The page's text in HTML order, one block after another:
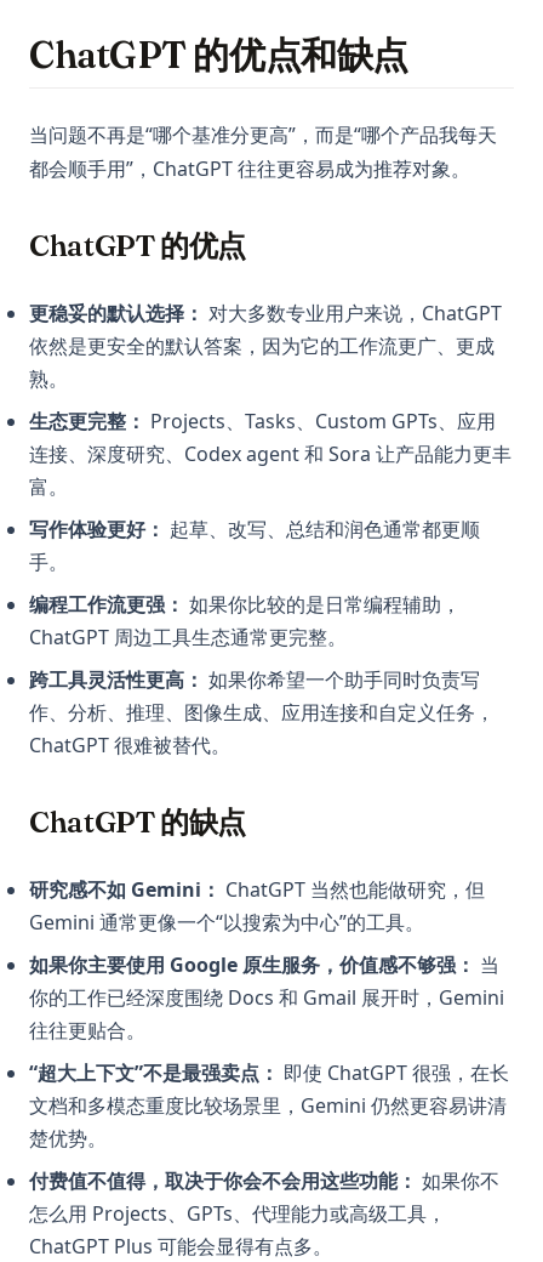
ChatGPT 的优点和缺点
当问题不再是“哪个基准分更高”，而是“哪个产品我每天
都会顺手用”，ChatGPT 往往更容易成为推荐对象。
ChatGPT 的优点
更稳妥的默认选择： 对大多数专业用户来说，ChatGPT
依然是更安全的默认答案，因为它的工作流更广、更成
熟。
生态更完整： Projects、Tasks、Custom GPTs、应用
连接、深度研究、Codex agent 和 Sora 让产品能力更丰
富。
写作体验更好： 起草、改写、总结和润色通常都更顺
手。
编程工作流更强： 如果你比较的是日常编程辅助，
ChatGPT 周边工具生态通常更完整。
跨工具灵活性更高： 如果你希望一个助手同时负责写
作、分析、推理、图像生成、应用连接和自定义任务，
ChatGPT 很难被替代。
ChatGPT 的缺点
研究感不如 Gemini： ChatGPT 当然也能做研究，但
Gemini 通常更像一个“以搜索为中心”的工具。
如果你主要使用 Google 原生服务，价值感不够强： 当
你的工作已经深度围绕 Docs 和 Gmail 展开时，Gemini
往往更贴合。
“超大上下文”不是最强卖点： 即使 ChatGPT 很强，在长
文档和多模态重度比较场景里，Gemini 仍然更容易讲清
楚优势。
付费值不值得，取决于你会不会用这些功能： 如果你不
怎么用 Projects、GPTs、代理能力或高级工具，
ChatGPT Plus 可能会显得有点多。